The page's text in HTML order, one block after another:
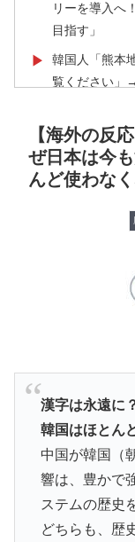
リーを導入へ
目指す」
▶
韓国人「熊本
覧ください」
がまさに経験
▶ 海外「日本人
した極限の中
【衝撃】韓国
スカトロ野郎
べられるぞ」
外国人「日本
ゴール！久保
で海外絶賛！
が起きた日
▶ 韓国が独自開
辺のトマトに
大問題にw
▶ アメリカ「お
る？」日本「
【海外の反
ぜ日本は今
んど使わな
漢字は永遠に
韓国はほとん
中国が韓国（
響は、豊かで
ステムの歴史
どちらも、歴